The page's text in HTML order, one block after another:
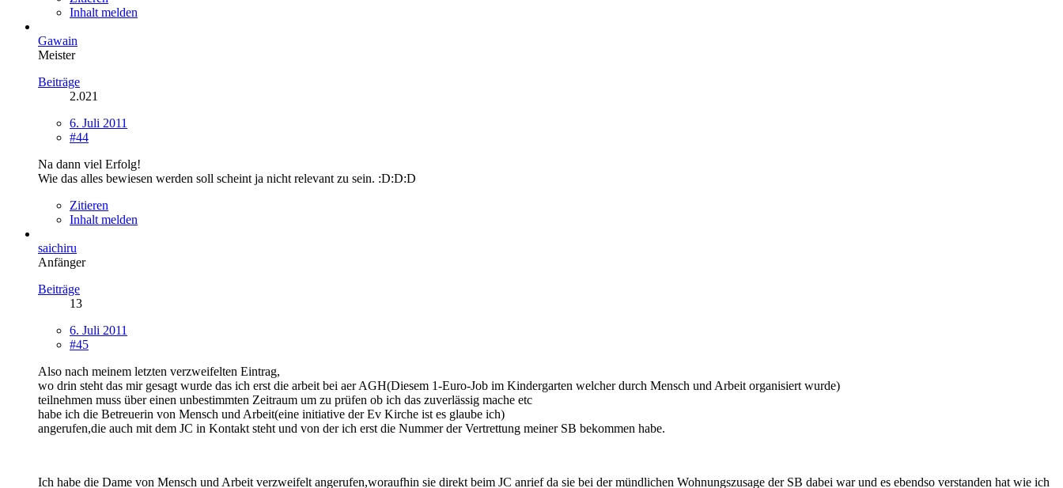
Inhalt melden
Gawain
Meister
Beiträge
2.021
6. Juli 2011
#44
Na dann viel Erfolg!
Wie das alles bewiesen werden soll scheint ja nicht relevant zu sein. :D:D:D
Zitieren
Inhalt melden
saichiru
Anfänger
Beiträge
13
6. Juli 2011
#45
Also nach meinem letzten verzweifelten Eintrag,
wo drin steht das mir gesagt wurde das ich erst die arbeit bei aer AGH(Diesem 1-Euro-Job im Kindergarten welcher durch Mensch und Arbeit organisiert wurde)
teilnehmen muss über einen unbestimmten Zeitraum um zu prüfen ob ich das zuverlässig mache etc
habe ich die Betreuerin von Mensch und Arbeit(eine initiative der Ev Kirche ist es glaube ich)
angerufen,die auch mit dem JC in Kontakt steht und von der ich erst die Nummer der Vertrettung meiner SB bekommen habe.
Ich habe die Dame von Mensch und Arbeit verzweifelt angerufen,woraufhin sie direkt beim JC anrief da sie bei der mündlichen Wohnungszusage der SB dabei war und es ebendso verstanden hat wie ich